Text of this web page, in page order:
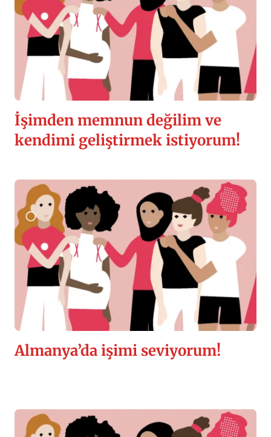
İşimden memnun değilim ve
kendimi geliştirmek istiyorum!
Almanya’da işimi seviyorum!